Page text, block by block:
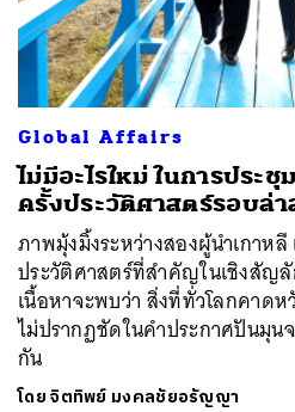
Global Affairs
ไม่มีอะไรใหม่ ในการประ
ครั้งประวัติศาสตร์รอบล่
ภาพมุ้งมิ้งระหว่างสองผู้นำเกาห
ประวัติศาสตร์ที่สำคัญในเชิงสัญ
เนื้อหาจะพบว่า สิ่งที่ทั่วโลกคาดห
ไม่ปรากฏชัดในคำประกาศปันมุน
กัน
โดยจิตทิพย์ มงคลชัยอรัญญา